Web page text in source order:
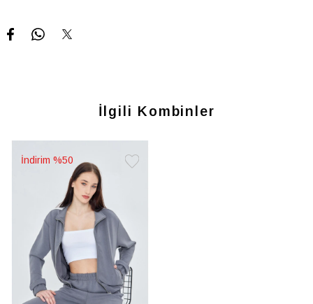
İlgili Kombinler
%50